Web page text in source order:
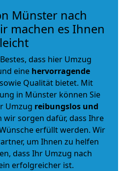
Münster nach
machen es Ihnen
leicht
dass hier Umzug
eine hervorragende
sowie Qualität bietet. Mit
in Münster können Sie
Umzug reibungslos und
sorgen dafür, dass Ihre
erfüllt werden. Wir
um Ihnen zu helfen
dass Ihr Umzug nach
erfolgreicher ist.